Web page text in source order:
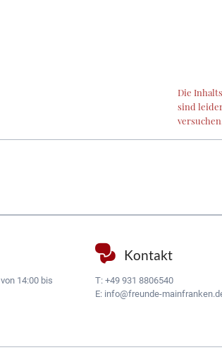
Die
sind
14:00 bis
Kontakt
T: +49 931 8806540
E: info@freunde-